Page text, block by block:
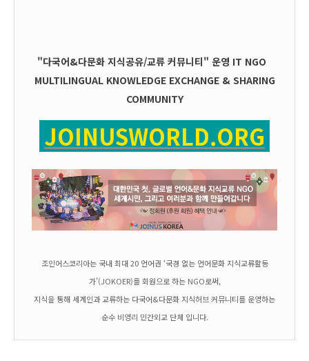
"다국어&다문화 지식공유/교류 커뮤니티" 운영 IT NGO
MULTILINGUAL KNOWLEDGE EXCHANGE & SHARING
COMMUNITY
JOINUSWORLD.ORG
조인어스코리아는 국내 최대 20 언어권 ‘국경 없는 언어문화 지식교류활동
가’(JOKOER)를 회원으로 하는 NGO로써,
지식을 통해 세계인과 교류하는 다국어&다문화 지식허브 커뮤니티를 운영하는
순수 비영리 민간외교 단체 입니다.